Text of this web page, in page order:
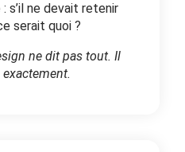
s’il ne devait retenir
serait quoi ?
ne dit pas tout. Il